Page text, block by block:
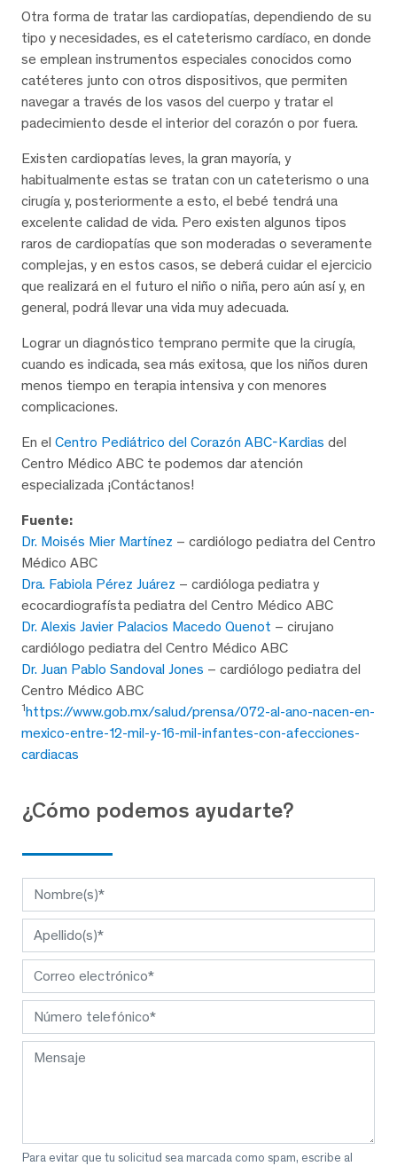
Otra forma de tratar las cardiopatías, dependiendo de su
tipo y necesidades, es el cateterismo cardíaco, en donde
se emplean instrumentos especiales conocidos como
catéteres junto con otros dispositivos, que permiten
navegar a través de los vasos del cuerpo y tratar el
padecimiento desde el interior del corazón o por fuera.
Existen cardiopatías leves, la gran mayoría, y
habitualmente estas se tratan con un cateterismo o una
cirugía y, posteriormente a esto, el bebé tendrá una
excelente calidad de vida. Pero existen algunos tipos
raros de cardiopatías que son moderadas o severamente
complejas, y en estos casos, se deberá cuidar el ejercicio
que realizará en el futuro el niño o niña, pero aún así y, en
general, podrá llevar una vida muy adecuada.
Lograr un diagnóstico temprano permite que la cirugía,
cuando es indicada, sea más exitosa, que los niños duren
menos tiempo en terapia intensiva y con menores
complicaciones.
En el Centro Pediátrico del Corazón ABC-Kardias del
Centro Médico ABC te podemos dar atención
especializada ¡Contáctanos!
Fuente:
Dr. Moisés Mier Martínez – cardiólogo pediatra del Centro
Médico ABC
Dra. Fabiola Pérez Juárez – cardióloga pediatra y
ecocardiografísta pediatra del Centro Médico ABC
Dr. Alexis Javier Palacios Macedo Quenot – cirujano
cardiólogo pediatra del Centro Médico ABC
Dr. Juan Pablo Sandoval Jones – cardiólogo pediatra del
Centro Médico ABC
1https://www.gob.mx/salud/prensa/072-al-ano-nacen-en-
mexico-entre-12-mil-y-16-mil-infantes-con-afecciones-
cardiacas
¿Cómo podemos ayudarte?
Para evitar que tu solicitud sea marcada como spam, escribe al